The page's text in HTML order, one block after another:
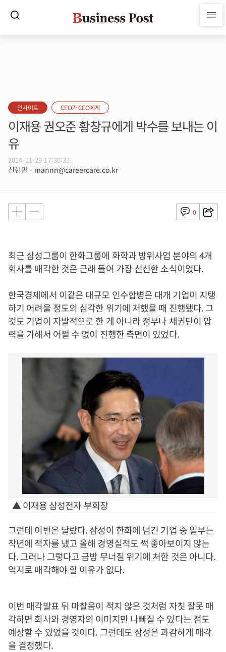
인사이트 CEO가 CEO에게
이재용 권오준 황창규에게 박수를 보내는 이
유
2014-11-29 17:30:33
신현만 - mannn@careercare.co.kr
0
최근 삼성그룹이 한화그룹에 화학과 방위사업 분야의 4개
회사를 매각한 것은 근래 들어 가장 신선한 소식이었다.
한국경제에서 이같은 대규모 인수합병은 대개 기업이 지탱
하기 어려울 정도의 심각한 위기에 처했을 때 진행됐다. 그
것도 기업이 자발적으로 한 게 아니라 정부나 채권단이 압
력을 가해서 어쩔 수 없이 진행한 측면이 있었다.
▲ 이재용 삼성전자 부회장
그런데 이번은 달랐다. 삼성이 한화에 넘긴 기업 중 일부는
작년에 적자를 냈고 올해 경영실적도 썩 좋아보이지 않는
다. 그러나 그렇다고 금방 무너질 위기에 처한 것은 아니다.
억지로 매각해야 할 이유가 없다.
이번 매각발표 뒤 마찰음이 적지 않은 것처럼 자칫 잘못 매
각하면 회사와 경영자의 이미지만 나빠질 수 있다는 점도
예상할 수 있었을 것이다. 그런데도 삼성은 과감하게 매각
을 결정했다.